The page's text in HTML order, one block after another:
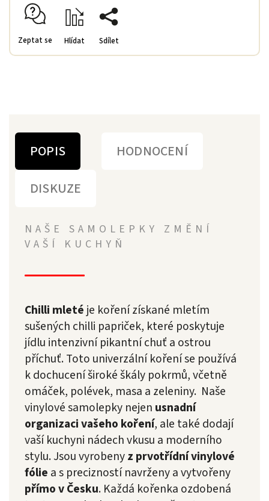
Zeptat se Hlídat Sdílet
POPIS
HODNOCENÍ
DISKUZE
NAŠE SAMOLEPKY ZMĚNÍ
VAŠÍ KUCHYŇ
Chilli mleté je koření získané mletím
sušených chilli papriček, které poskytuje
jídlu intenzivní pikantní chuť a ostrou
příchuť. Toto univerzální koření se používá
k dochucení široké škály pokrmů, včetně
omáček, polévek, masa a zeleniny. Naše
vinylové samolepky nejen usnadní
organizaci vašeho koření, ale také dodají
vaší kuchyni nádech vkusu a moderního
stylu. Jsou vyrobenyz prvotřídní vinylové
fólie a s precizností navrženy a vytvořeny
přímo v Česku. Každá kořenka ozdobená